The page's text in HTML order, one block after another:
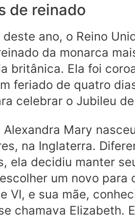
de reinado
deste ano, o Reino
da monarca
britânica. Ela foi
feriado de quatro
celebrar o Jubileu
Alexandra Mary
na Inglaterra.
ela decidiu manter
um novo para
VI, e sua mãe,
chamava Elizabeth.